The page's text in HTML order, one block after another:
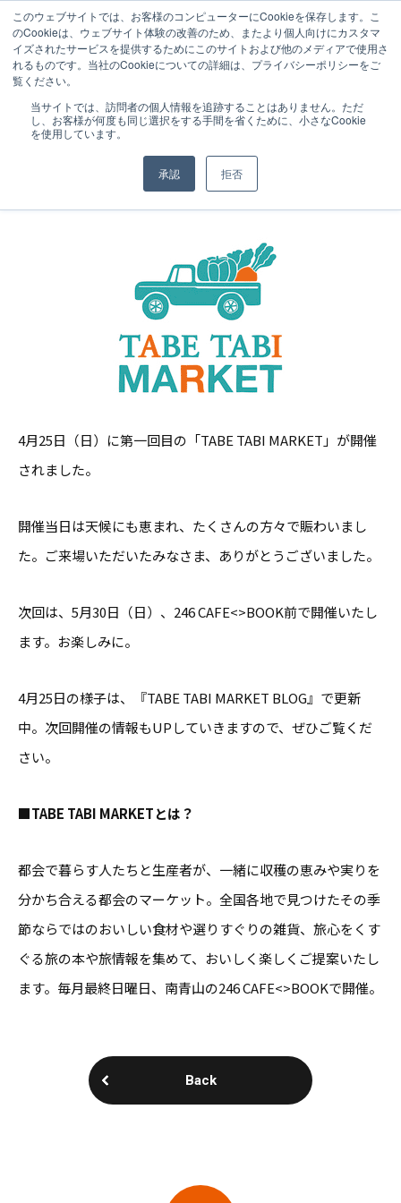
このウェブサイトでは、お客様のコンピューターにCookieを保存します。こ
のCookieは、ウェブサイト体験の改善のため、またより個人向けにカスタマ
イズされたサービスを提供するためにこのサイトおよび他のメディアで使用さ
れるものです。当社のCookieについての詳細は、プライバシーポリシーをご
覧ください。
当サイトでは、訪問者の個人情報を追跡することはありません。ただ
し、お客様が何度も同じ選択をする手間を省くために、小さなCookie
を使用しています。
承認 拒否
「TABE TABI MARKET」Vol.2は、5月30
日に開催します。
4月25日（日）に第一回目の「TABE TABI MARKET」が開催
されました。
開催当日は天候にも恵まれ、たくさんの方々で賑わいまし
た。ご来場いただいたみなさま、ありがとうございました。
次回は、5月30日（日）、246 CAFE<>BOOK前で開催いたし
ます。お楽しみに。
4月25日の様子は、『TABE TABI MARKET BLOG』で更新
中。次回開催の情報もUPしていきますので、ぜひご覧くだ
さい。
■TABE TABI MARKETとは？
都会で暮らす人たちと生産者が、一緒に収穫の恵みや実りを
分かち合える都会のマーケット。全国各地で見つけたその季
節ならではのおいしい食材や選りすぐりの雑貨、旅心をくす
ぐる旅の本や旅情報を集めて、おいしく楽しくご提案いたし
ます。毎月最終日曜日、南青山の246 CAFE<>BOOKで開催。
Back